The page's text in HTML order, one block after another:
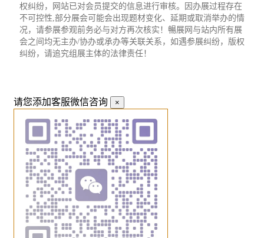
权纠纷，网站已对会员提交的信息进行审核。因办展过程存在
不可控性,部分展会可能会出现题材变化、延期或取消举办的情
况，请参展参观前务必与对方再次核实！暢展网与站内所有展
会之间均无主办/协办或承办等关联关系，如遇参展纠纷，版权
纠纷，请追究组展主体的法律责任！
请您添加客服微信咨询 ×